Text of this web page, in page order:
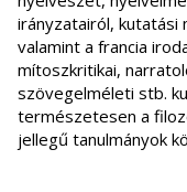
irányzatairól,
valamint a francia
mítoszkritikai,
szövegelméleti stb.
természetesen a
jellegű tanulmányok